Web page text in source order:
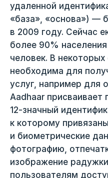
удаленной
«база», «основа») —
в 2009 году. Сейчас
более 90%
человек. В
необходима для
услуг, например для
Aadhaar присваивает
12-значный
к которому
и биометрические
фотографию,
изображение
пользователям